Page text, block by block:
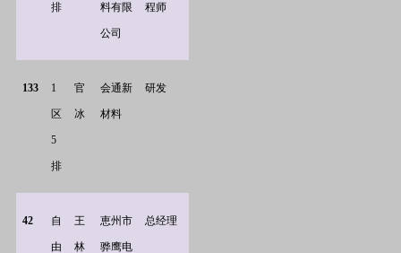
排 料有限
公司
程师
133 1
区
5
排
官
冰
会通新
材料
研发
42 自
由
王
林
恵州市
骅鹰电
总经理